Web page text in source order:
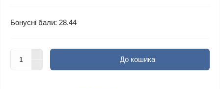
Бонусні бали: 28.44
До кошика